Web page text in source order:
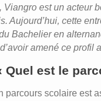
Viangro est un acteur
Aujourd’hui, cette
Bachelier en
amené ce
Quel est le
parcours scolaire est